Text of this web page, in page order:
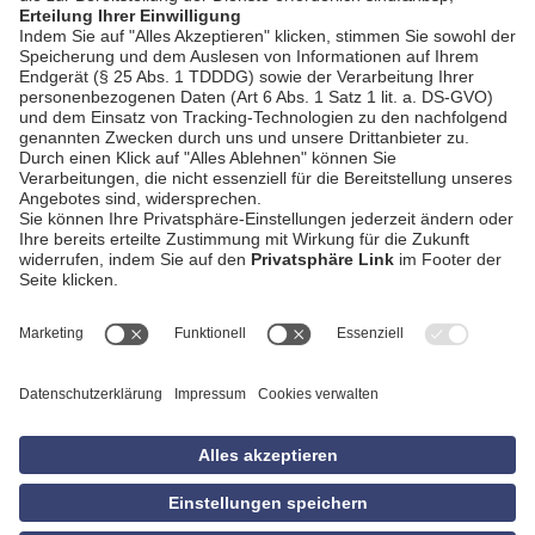
AGB
Datenschutzerklärung
Empfang
Privatsphäre